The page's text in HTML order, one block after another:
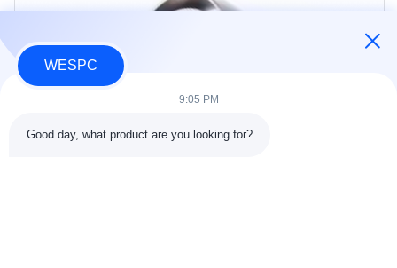
WESPC
9:05 PM
Good day, what product are you looking for?